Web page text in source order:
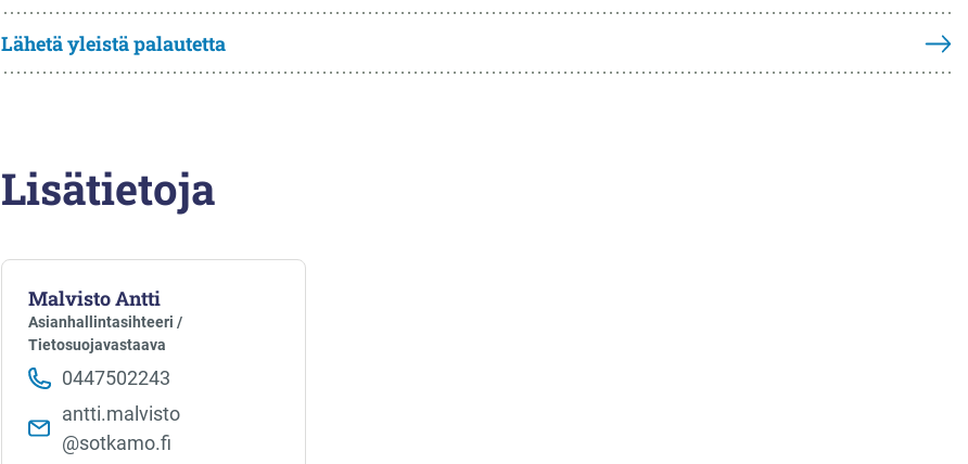
Lähetä yleistä palautetta
Lisätietoja
Malvisto Antti
Asianhallintasihteeri /
Tietosuojavastaava
0447502243
antti.malvisto​
@sotkamo.fi